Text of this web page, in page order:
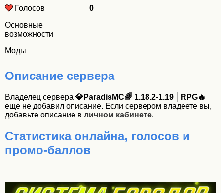
Голосов
0
Основные
возможности
Моды
Описание сервера
Владелец сервера 💎ParadisMC🌈 1.18.2-1.19 │RPG🔥
еще не добавил описание. Если сервером владеете вы,
добавьте описание в личном кабинете.
Статистика онлайна, голосов и
промо-баллов